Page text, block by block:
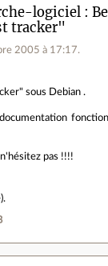
logiciel
tracker"
2005 à 17:17.
sous Debian .
pas !!!!
).